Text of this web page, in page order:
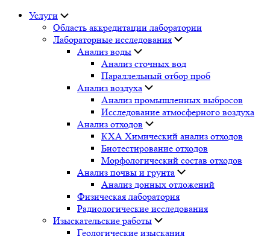
Услуги
Область аккредитации лаборатории
Лабораторные исследования
Анализ воды
Анализ сточных вод
Параллельный отбор проб
Анализ воздуха
Анализ промышленных выбросов
Исследование атмосферного воздуха
Анализ отходов
КХА Химический анализ отходов
Биотестирование отходов
Морфологический состав отходов
Анализ почвы и грунта
Анализ донных отложений
Физическая лаборатория
Радиологические исследования
Изыскательские работы
Геологические изыскания